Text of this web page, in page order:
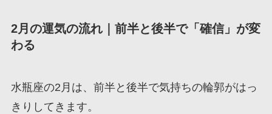
2月の運気の流れ｜前半と後半で「確信」が変
わる
水瓶座の2月は、前半と後半で気持ちの輪郭がはっ
きりしてきます。